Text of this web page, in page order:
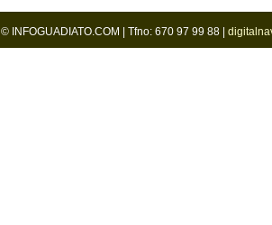
© INFOGUADIATO.COM | Tfno: 670 97 99 88 |